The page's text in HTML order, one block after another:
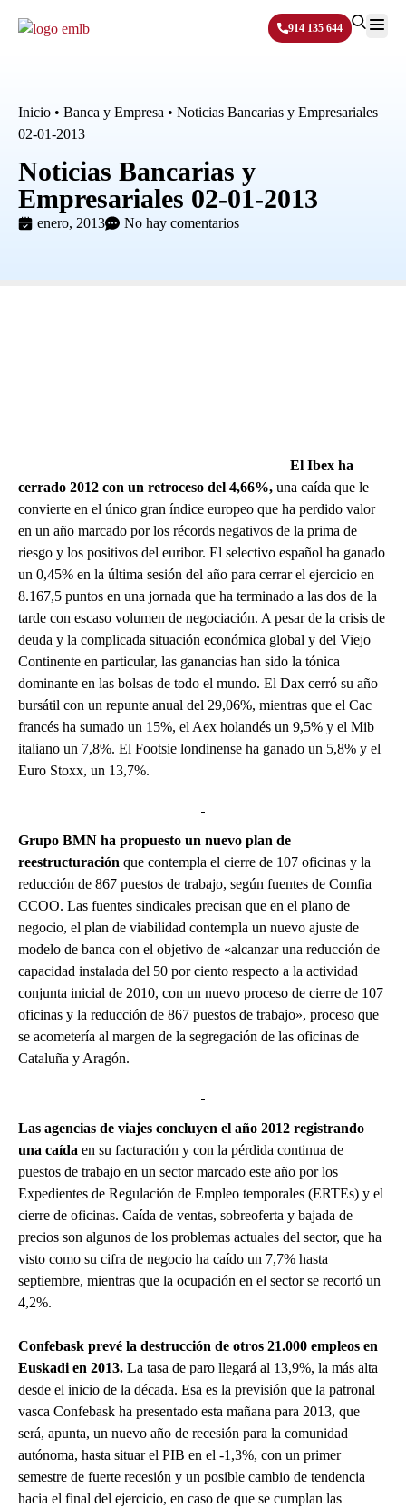
914 135 644
Inicio • Banca y Empresa • Noticias Bancarias y Empresariales
02-01-2013
Noticias Bancarias y
Empresariales 02-01-2013
enero, 2013 No hay comentarios
El Ibex ha
cerrado 2012 con un retroceso del 4,66%, una caída que le
convierte en el único gran índice europeo que ha perdido valor
en un año marcado por los récords negativos de la prima de
riesgo y los positivos del euribor. El selectivo español ha ganado
un 0,45% en la última sesión del año para cerrar el ejercicio en
8.167,5 puntos en una jornada que ha terminado a las dos de la
tarde con escaso volumen de negociación. A pesar de la crisis de
deuda y la complicada situación económica global y del Viejo
Continente en particular, las ganancias han sido la tónica
dominante en las bolsas de todo el mundo. El Dax cerró su año
bursátil con un repunte anual del 29,06%, mientras que el Cac
francés ha sumado un 15%, el Aex holandés un 9,5% y el Mib
italiano un 7,8%. El Footsie londinense ha ganado un 5,8% y el
Euro Stoxx, un 13,7%.
Grupo BMN ha propuesto un nuevo plan de
reestructuración que contempla el cierre de 107 oficinas y la
reducción de 867 puestos de trabajo, según fuentes de Comfia
CCOO. Las fuentes sindicales precisan que en el plano de
negocio, el plan de viabilidad contempla un nuevo ajuste de
modelo de banca con el objetivo de «alcanzar una reducción de
capacidad instalada del 50 por ciento respecto a la actividad
conjunta inicial de 2010, con un nuevo proceso de cierre de 107
oficinas y la reducción de 867 puestos de trabajo», proceso que
se acometería al margen de la segregación de las oficinas de
Cataluña y Aragón.
Las agencias de viajes concluyen el año 2012 registrando
una caída en su facturación y con la pérdida continua de
puestos de trabajo en un sector marcado este año por los
Expedientes de Regulación de Empleo temporales (ERTEs) y el
cierre de oficinas. Caída de ventas, sobreoferta y bajada de
precios son algunos de los problemas actuales del sector, que ha
visto como su cifra de negocio ha caído un 7,7% hasta
septiembre, mientras que la ocupación en el sector se recortó un
4,2%.
Confebask prevé la destrucción de otros 21.000 empleos en
Euskadi en 2013. La tasa de paro llegará al 13,9%, la más alta
desde el inicio de la década. Esa es la previsión que la patronal
vasca Confebask ha presentado esta mañana para 2013, que
será, apunta, un nuevo año de recesión para la comunidad
autónoma, hasta situar el PIB en el -1,3%, con un primer
semestre de fuerte recesión y un posible cambio de tendencia
hacia el final del ejercicio, en caso de que se cumplan las